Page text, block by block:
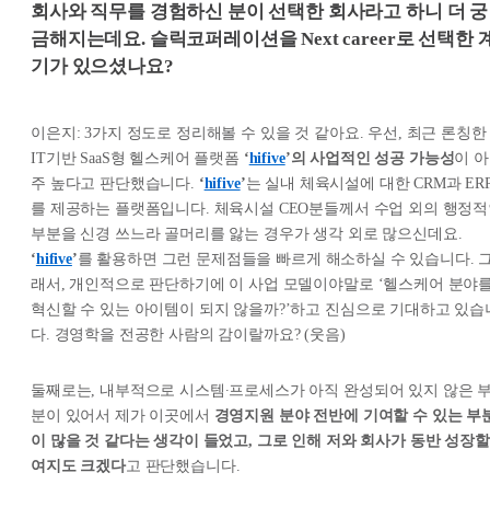
회사와 직무를 경험하신 분이 선택한 회사라고 하니 더 궁
금해지는데요. 슬릭코퍼레이션을 Next career로 선택한
기가 있으셨나요?
이은지: 3가지 정도로 정리해볼 수 있을 것 같아요. 우선, 최근 론칭한
IT기반 SaaS형 헬스케어 플랫폼 ‘hifive’의 사업적인 성공 가능성이 아
주 높다고 판단했습니다. ‘hifive’는 실내 체육시설에 대한 CRM과
를 제공하는 플랫폼입니다. 체육시설 CEO분들께서 수업 외의 행정
부분을 신경 쓰느라 골머리를 앓는 경우가 생각 외로 많으신데요.
‘hifive’를 활용하면 그런 문제점들을 빠르게 해소하실 수 있습니다.
래서, 개인적으로 판단하기에 이 사업 모델이야말로 ‘헬스케어 분야
혁신할 수 있는 아이템이 되지 않을까?’하고 진심으로 기대하고 있습
다. 경영학을 전공한 사람의 감이랄까요? (웃음)
둘째로는, 내부적으로 시스템∙프로세스가 아직 완성되어 있지 않은
분이 있어서 제가 이곳에서 경영지원 분야 전반에 기여할 수 있는 부
이 많을 것 같다는 생각이 들었고, 그로 인해 저와 회사가 동반 성장할
여지도 크겠다고 판단했습니다.